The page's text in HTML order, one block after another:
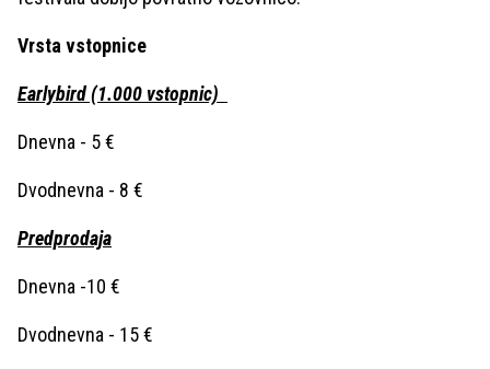
Vrsta vstopnice
Earlybird (1.000 vstopnic)
Dnevna - 5 €
Dvodnevna - 8 €
Predprodaja
Dnevna -10 €
Dvodnevna - 15 €